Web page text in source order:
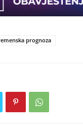
prognoza